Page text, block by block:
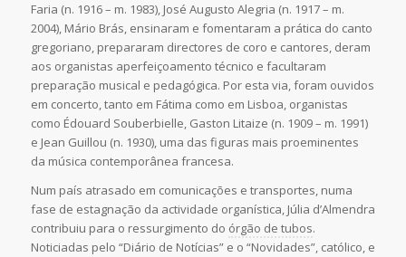
Faria (n. 1916 – m. 1983), José Augusto Alegria (n. 1917 – m.
2004), Mário Brás, ensinaram e fomentaram a prática do canto
gregoriano, prepararam directores de coro e cantores, deram
aos organistas aperfeiçoamento técnico e facultaram
preparação musical e pedagógica. Por esta via, foram ouvidos
em concerto, tanto em Fátima como em Lisboa, organistas
como Édouard Souberbielle, Gaston Litaize (n. 1909 – m. 1991)
e Jean Guillou (n. 1930), uma das figuras mais proeminentes
da música contemporânea francesa.
Num país atrasado em comunicações e transportes, numa
fase de estagnação da actividade organística, Júlia d’Almendra
contribuiu para o ressurgimento do órgão de tubos.
Noticiadas pelo “Diário de Notícias” e o “Novidades”, católico, e